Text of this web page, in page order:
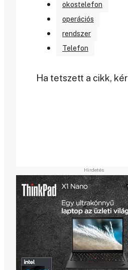
okostelefon
operációs
rendszer
Telefon
Ha tetszett a cikk,